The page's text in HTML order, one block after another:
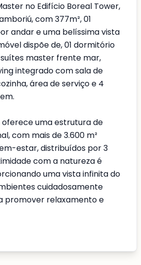
no Edifício Boreal Tower,
com 377m², 01
andar e uma belíssima vista
dispõe de, 01 dormitório
suítes master frente mar,
integrado com sala de
área de serviço e 4
oferece uma estrutura de
com mais de 3.600 m²
estar, distribuídos por 3
com a natureza é
uma vista infinita do
cuidadosamente
promover relaxamento e